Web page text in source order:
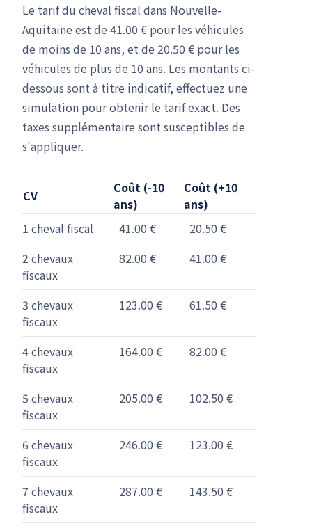
Le tarif du cheval fiscal dans Nouvelle-
Aquitaine est de 41.00 € pour les véhicules
de moins de 10 ans, et de 20.50 € pour les
véhicules de plus de 10 ans. Les montants ci-
dessous sont à titre indicatif, effectuez une
simulation pour obtenir le tarif exact. Des
taxes supplémentaire sont susceptibles de
s'appliquer.
CV
Coût (-10
ans)
Coût (+10
ans)
1 cheval fiscal
41.00 €
20.50 €
2 chevaux
fiscaux
82.00 € 41.00 €
3 chevaux
fiscaux
123.00 € 61.50 €
4 chevaux
fiscaux
164.00 € 82.00 €
5 chevaux
fiscaux
205.00 € 102.50 €
6 chevaux
fiscaux
246.00 € 123.00 €
7 chevaux
fiscaux
287.00 € 143.50 €